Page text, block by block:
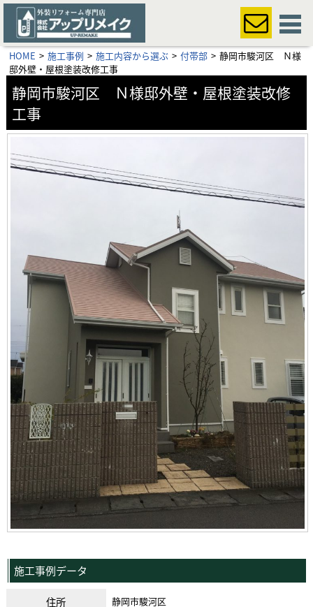
HOME 施工事例 施工内容から選ぶ 付帯部
静岡市駿河区 Ｎ様
邸外壁・屋根塗装改修工事
静岡市駿河区 Ｎ様邸外壁・屋根塗装改修
工事
施工事例データ
住所 静岡市駿河区